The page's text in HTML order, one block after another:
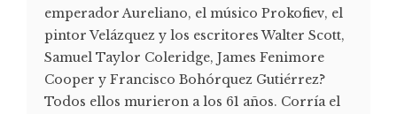
emperador Aureliano, el músico Prokofiev, el
pintor Velázquez y los escritores Walter Scott,
Samuel Taylor Coleridge, James Fenimore
Cooper y Francisco Bohórquez Gutiérrez?
Todos ellos murieron a los 61 años. Corría el